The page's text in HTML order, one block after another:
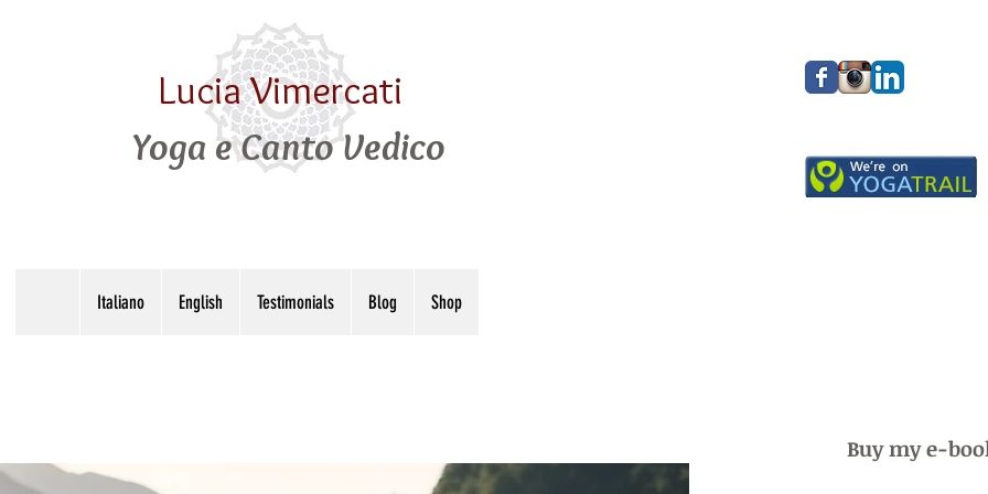
Lucia Vimercati
Yoga e Canto Vedico
Italiano English Testimonials Blog Shop
Buy my e-